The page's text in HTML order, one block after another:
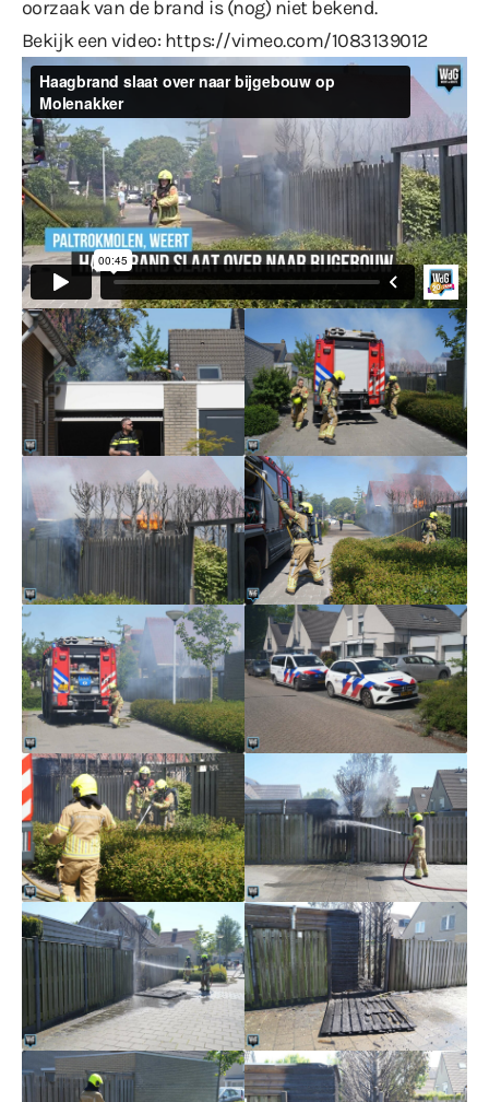
oorzaak van de brand is (nog) niet bekend.
Bekijk een video: https://vimeo.com/1083139012